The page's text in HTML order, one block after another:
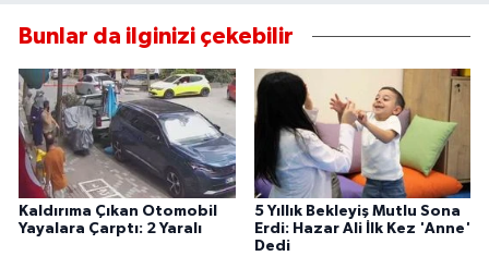
Bunlar da ilginizi çekebilir
Kaldırıma Çıkan Otomobil
Yayalara Çarptı: 2 Yaralı
5 Yıllık Bekleyiş Mutlu Sona
Erdi: Hazar Ali İlk Kez 'Anne'
Dedi